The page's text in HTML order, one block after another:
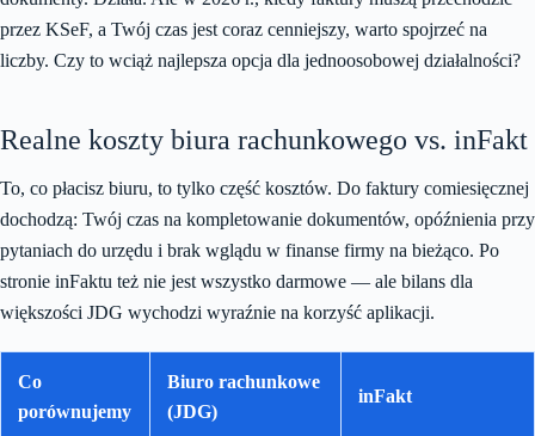
przez KSeF, a Twój czas jest coraz cenniejszy, warto spojrzeć na
liczby. Czy to wciąż najlepsza opcja dla jednoosobowej działalności?
Realne koszty biura rachunkowego vs. inFakt
To, co płacisz biuru, to tylko część kosztów. Do faktury comiesięcznej
dochodzą: Twój czas na kompletowanie dokumentów, opóźnienia przy
pytaniach do urzędu i brak wglądu w finanse firmy na bieżąco. Po
stronie inFaktu też nie jest wszystko darmowe — ale bilans dla
większości JDG wychodzi wyraźnie na korzyść aplikacji.
Co
porównujemy
Biuro rachunkowe
(JDG)
inFakt